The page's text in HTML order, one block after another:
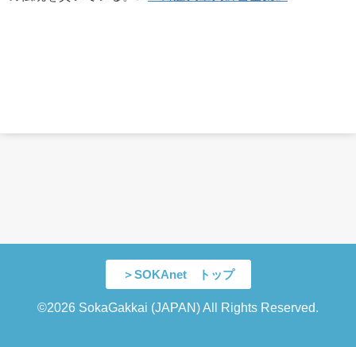
＞SOKAnet トップ
©2026 SokaGakkai (JAPAN) All Rights Reserved.